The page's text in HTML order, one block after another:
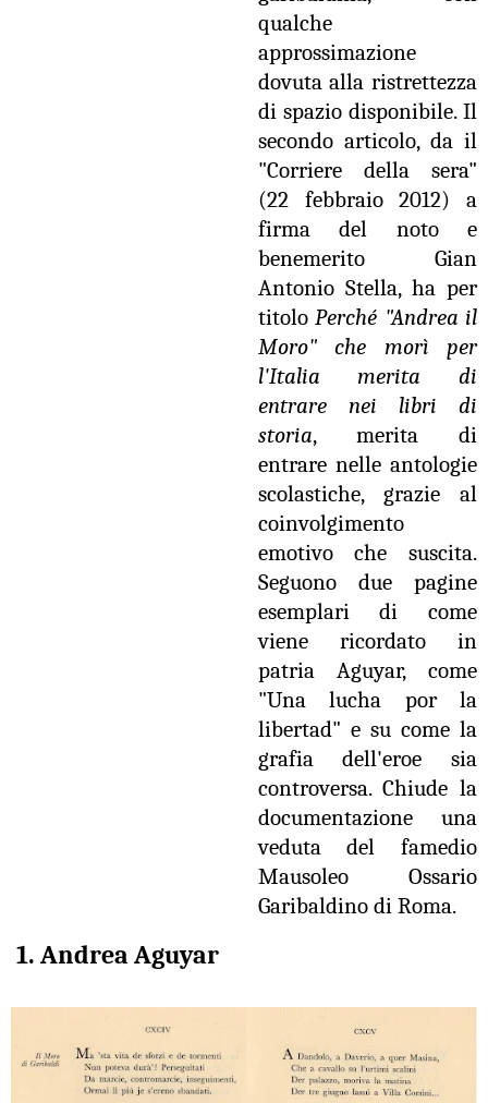
qualche
approssimazione
dovuta alla ristrettezza
di spazio disponibile. Il
secondo articolo, da il
"Corriere della sera"
(22 febbraio 2012) a
firma del noto e
benemerito Gian
Antonio Stella, ha per
titoloPerché "Andrea il
Moro" che morì per
l'Italia merita di
entrare nei libri di
storia, merita di
entrare nelle antologie
scolastiche, grazie al
coinvolgimento
emotivo che suscita.
Seguono due pagine
esemplari di come
viene ricordato in
patria Aguyar, come
"Una lucha por la
libertad" e su come la
grafia dell'eroe sia
controversa. Chiude la
documentazione una
veduta del famedio
Mausoleo Ossario
Garibaldino di Roma.
1. Andrea Aguyar